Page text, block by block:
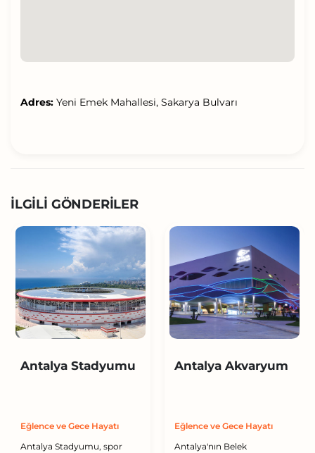
Adres:Yeni Emek Mahallesi, Sakarya Bulvarı
İLGILI GÖNDERILER
Antalya Stadyumu
Eğlence ve Gece Hayatı
Antalya Stadyumu, spor
Antalya Akvaryum
Eğlence ve Gece Hayatı
Antalya'nın Belek